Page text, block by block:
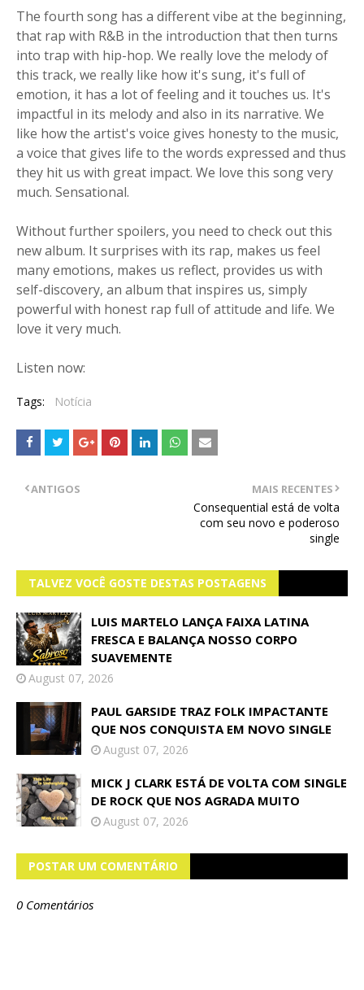
The fourth song has a different vibe at the beginning,
that rap with R&B in the introduction that then turns
into trap with hip-hop. We really love the melody of
this track, we really like how it's sung, it's full of
emotion, it has a lot of feeling and it touches us. It's
impactful in its melody and also in its narrative. We
like how the artist's voice gives honesty to the music,
a voice that gives life to the words expressed and thus
they hit us with great impact. We love this song very
much. Sensational.
Without further spoilers, you need to check out this
new album. It surprises with its rap, makes us feel
many emotions, makes us reflect, provides us with
self-discovery, an album that inspires us, simply
powerful with honest rap full of attitude and life. We
love it very much.
Listen now:
Tags: Notícia
MAIS RECENTES
Consequential está de volta
com seu novo e poderoso
single
ANTIGOS
TALVEZ VOCÊ GOSTE DESTAS POSTAGENS
LUIS MARTELO LANÇA FAIXA LATINA
FRESCA E BALANÇA NOSSO CORPO
SUAVEMENTE
August 07, 2026
PAUL GARSIDE TRAZ FOLK IMPACTANTE
QUE NOS CONQUISTA EM NOVO SINGLE
August 07, 2026
MICK J CLARK ESTÁ DE VOLTA COM SINGLE
DE ROCK QUE NOS AGRADA MUITO
August 07, 2026
POSTAR UM COMENTÁRIO
0 Comentários